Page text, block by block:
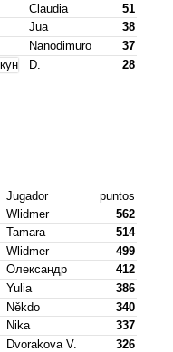
Claudia
51
Jua
38
Nanodimuro
37
D. 28
Jugador
puntos
Wlidmer
562
Tamara
514
Wlidmer
499
Олександр
412
Yulia
386
Někdo
340
Nika
337
Dvorakova V.
326